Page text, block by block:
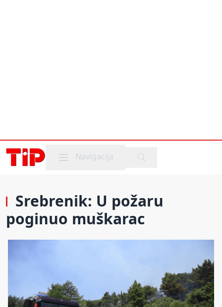
Mobile menu
Navigacija
Srebrenik: U požaru
poginuo muškarac